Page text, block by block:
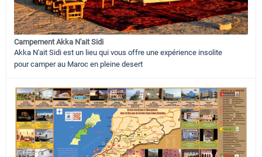
Campement Akka N'ait Sidi
Akka N'ait Sidi est un lieu qui vous offre une expérience insolite
pour camper au Maroc en pleine desert